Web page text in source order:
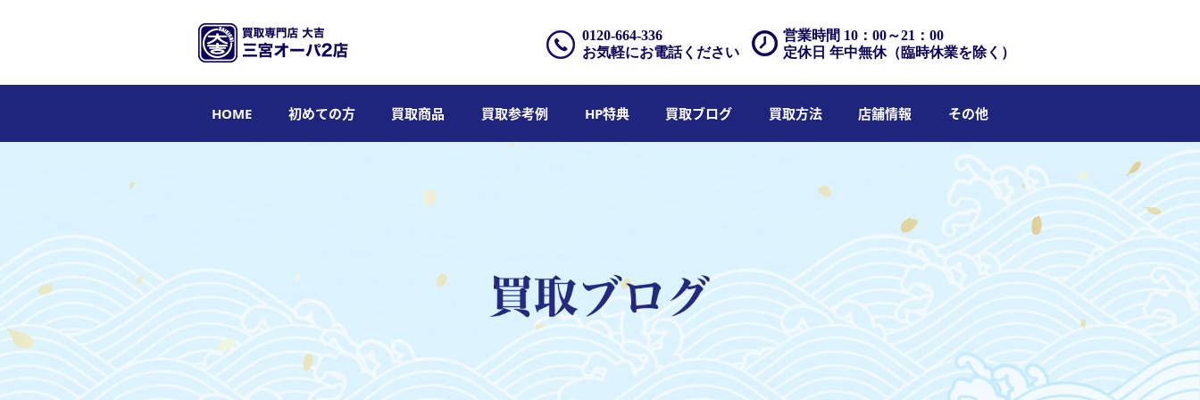
営業時間 10：00～21：00
定休日 年中無休（臨時休業を除く）
0120-664-336
お気軽にお電話ください
HOME 初めての方 買取商品 買取参考例 HP特典 買取ブログ 買取方法 店舗情報 その他